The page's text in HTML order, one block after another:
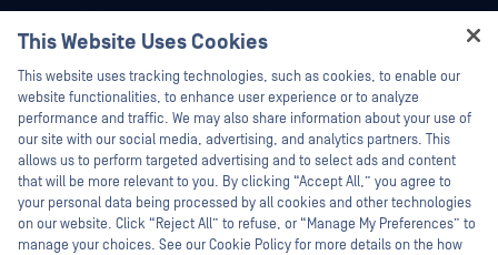
技术文档
培训
漏洞计划
合作伙伴
认证
技术合作伙伴
渠道合作伙伴计划
新闻报道
活动
网络研讨会
产品型录
白皮书
免费工具
This Website Uses Cookies
This website uses tracking technologies, such as cookies, to enable our
website functionalities, to enhance user experience or to analyze
performance and traffic. We may also share information about your use of
our site with our social media, advertising, and analytics partners. This
allows us to perform targeted advertising and to select ads and content
that will be more relevant to you. By clicking “Accept All,” you agree to
your personal data being processed by all cookies and other technologies
on our website. Click “Reject All” to refuse, or “Manage My Preferences” to
manage your choices. See our Cookie Policy for more details on the how
Hey there!
I'm Ozzy, your OPSWAT virtual assistant.
How can I help you secure what's critical
today?